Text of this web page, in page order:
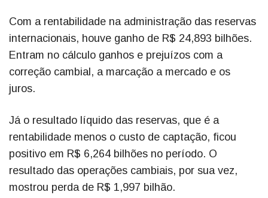
Com a rentabilidade na administração das reservas
internacionais, houve ganho de R$ 24,893 bilhões.
Entram no cálculo ganhos e prejuízos com a
correção cambial, a marcação a mercado e os
juros.
Já o resultado líquido das reservas, que é a
rentabilidade menos o custo de captação, ficou
positivo em R$ 6,264 bilhões no período. O
resultado das operações cambiais, por sua vez,
mostrou perda de R$ 1,997 bilhão.